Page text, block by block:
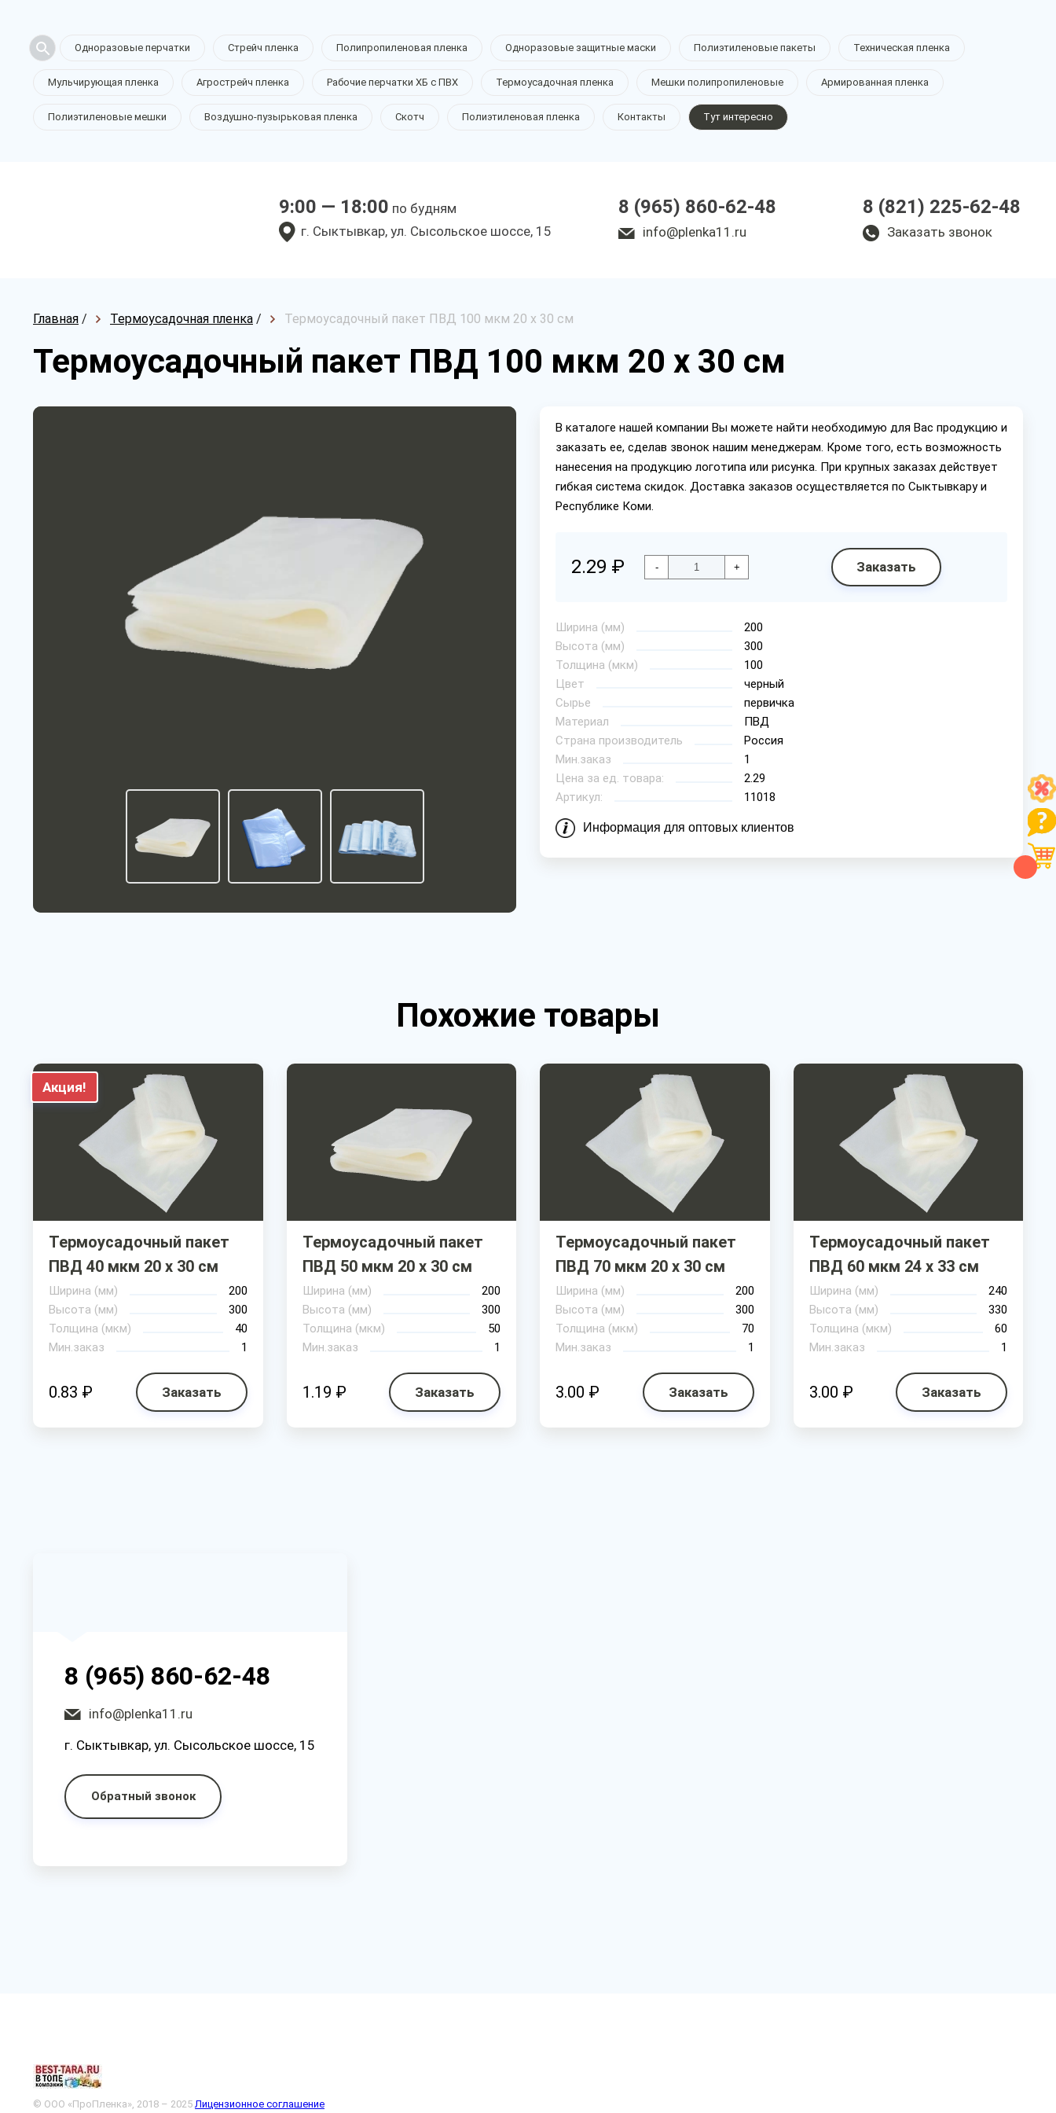
Одноразовые перчатки Стрейч пленка Полипропиленовая пленка Одноразовые защитные маски Полиэтиленовые пакеты Техническая пленка
Мульчирующая пленка Агрострейч пленка Рабочие перчатки ХБ с ПВХ Термоусадочная пленка Мешки полипропиленовые Армированная пленка
Полиэтиленовые мешки Воздушно-пузырьковая пленка Скотч Полиэтиленовая пленка Контакты Тут интересно
9:00 — 18:00 по будням
г. Сыктывкар, ул. Сысольское шоссе, 15
8 (965) 860-62-48
info@plenka11.ru
8 (821) 225-62-48
Заказать звонок
Главная / Термоусадочная пленка / Термоусадочный пакет ПВД 100 мкм 20 х 30 см
Термоусадочный пакет ПВД 100 мкм 20 х 30 см
В каталоге нашей компании Вы можете найти необходимую для Вас продукцию и
заказать ее, сделав звонок нашим менеджерам. Кроме того, есть возможность
нанесения на продукцию логотипа или рисунка. При крупных заказах действует
гибкая система скидок. Доставка заказов осуществляется по Сыктывкару и
Республике Коми.
2.29 ₽ - + Заказать
Ширина (мм)
200
Высота (мм)
300
Толщина (мкм)
100
Цвет
черный
Сырье
первичка
Материал
ПВД
Страна производитель
Россия
Мин.заказ
1
Цена за ед. товара:
2.29
Артикул:
11018
Информация для оптовых клиентов
Похожие товары
Акция!
Термоусадочный пакет
ПВД 40 мкм 20 х 30 см
Ширина (мм)
200
Высота (мм)
300
Толщина (мкм)
40
Мин.заказ
1
0.83 ₽ Заказать
Термоусадочный пакет
ПВД 50 мкм 20 х 30 см
Ширина (мм)
200
Высота (мм)
300
Толщина (мкм)
50
Мин.заказ
1
1.19 ₽ Заказать
Термоусадочный пакет
ПВД 70 мкм 20 х 30 см
Ширина (мм)
200
Высота (мм)
300
Толщина (мкм)
70
Мин.заказ
1
3.00 ₽ Заказать
Термоусадочный пакет
ПВД 60 мкм 24 х 33 см
Ширина (мм)
240
Высота (мм)
330
Толщина (мкм)
60
Мин.заказ
1
3.00 ₽ Заказать
8 (965) 860-62-48
info@plenka11.ru
г. Сыктывкар, ул. Сысольское шоссе, 15
Обратный звонок
© ООО «ПроПленка», 2018 – 2025 Лицензионное соглашение